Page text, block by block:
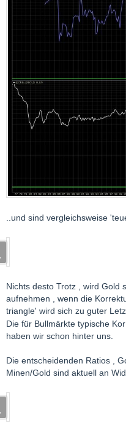
..und sind vergleichsweise
Nichts desto Trotz , wird Gold
aufnehmen , wenn die
triangle' wird sich zu guter
Die für Bullmärkte typische
haben wir schon hinter uns.
Die entscheidenden Ratios ,
Minen/Gold sind aktuell an